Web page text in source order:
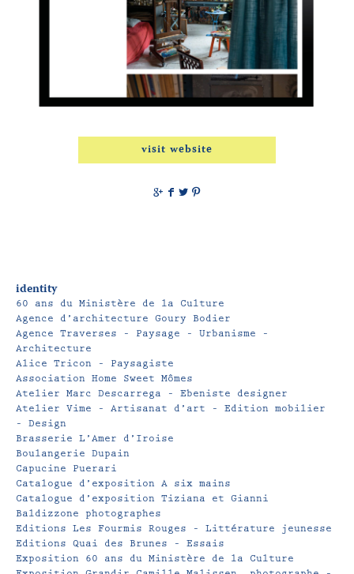
visit website
g f t p
identity
60 ans du Ministère de la Culture
Agence d’architecture Goury Bodier
Agence Traverses – Paysage – Urbanisme –
Architecture
Alice Tricon – Paysagiste
Association Home Sweet Mômes
Atelier Marc Descarrega – Ebeniste designer
Atelier Vime – Artisanat d’art – Edition mobilier
– Design
Brasserie L’Amer d’Iroise
Boulangerie Dupain
Capucine Puerari
Catalogue d’exposition A six mains
Catalogue d’exposition Tiziana et Gianni
Baldizzone photographes
Editions Les Fourmis Rouges – Littérature jeunesse
Editions Quai des Brunes – Essais
Exposition 60 ans du Ministère de la Culture